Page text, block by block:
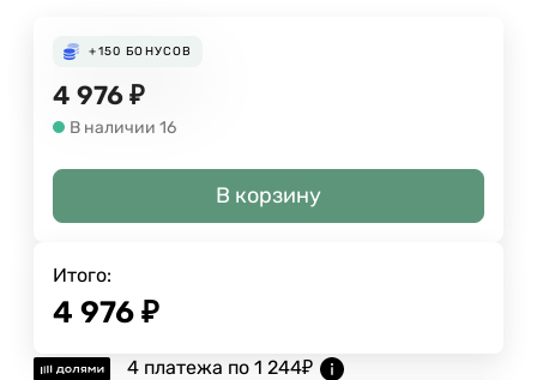
+150 БОНУСОВ
4 976 ₽
В наличии 16
В корзину
Итого:
4 976 ₽
4 платежа по 1 244₽